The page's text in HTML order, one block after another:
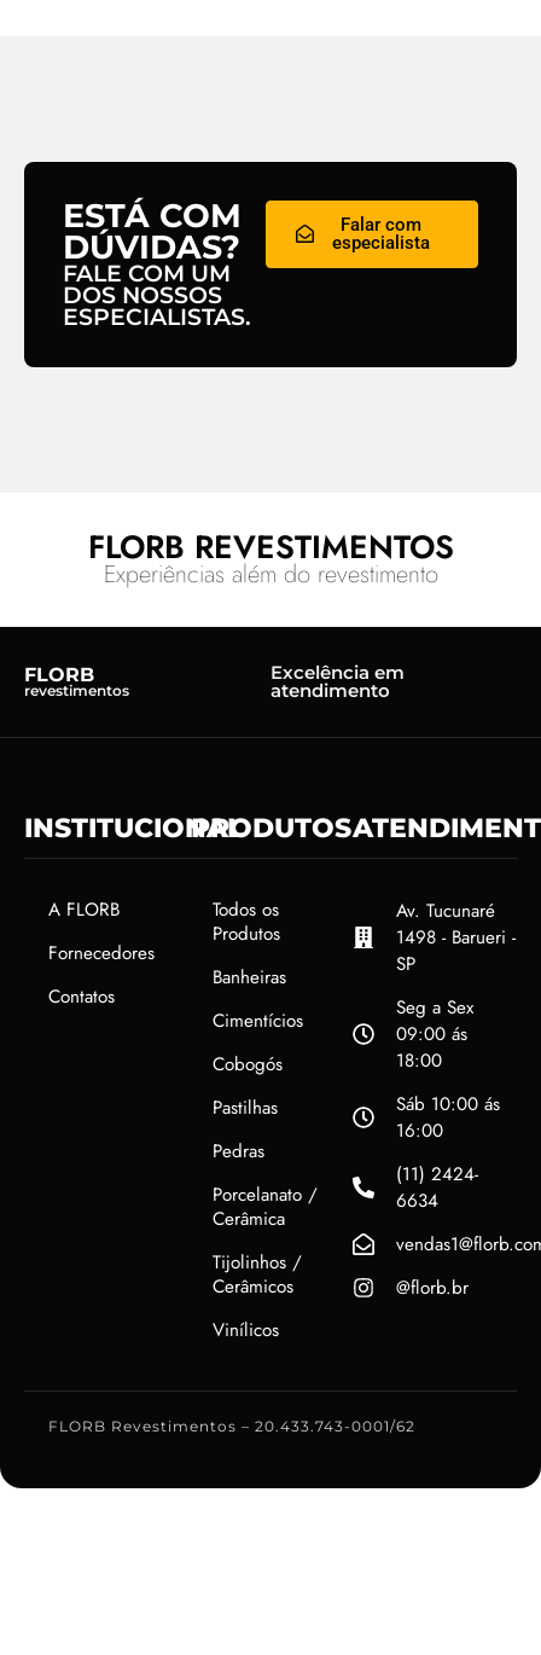
ESTÁ COM
DÚVIDAS?
FALE COM UM
DOS NOSSOS
ESPECIALISTAS.
Falar com
especialista
FLORB REVESTIMENTOS
Experiências além do revestimento
FLORB
revestimentos
Excelência em
atendimento
INSTITUCIONAL
A FLORB
Fornecedores
Contatos
PRODUTOS
Todos os
Produtos
Banheiras
Cimentícios
Cobogós
Pastilhas
Pedras
Porcelanato /
Cerâmica
Tijolinhos /
Cerâmicos
Vinílicos
Av. Tucunaré
1498 - Barueri -
SP
Seg a Sex
09:00 ás
18:00
Sáb 10:00 ás
16:00
(11) 2424-
6634
@florb.br
FLORB Revestimentos – 20.433.743-0001/62